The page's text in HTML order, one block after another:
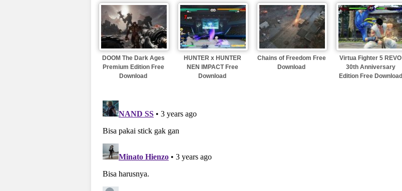
DOOM The Dark Ages
Premium Edition Free
Download
HUNTER x HUNTER
NEN IMPACT Free
Download
Chains of Freedom Free
Download
Virtua Fighter 5 REVO
30th Anniversary
Edition Free Download